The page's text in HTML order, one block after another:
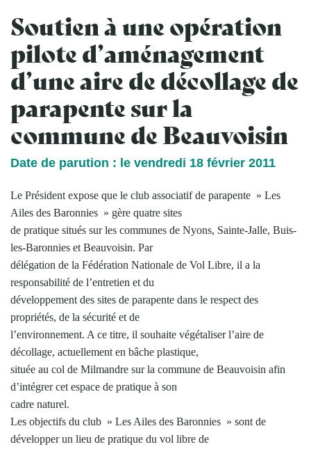
Soutien à une opération
pilote d’aménagement
d’une aire de décollage de
parapente sur la
commune de Beauvoisin
Date de parution : le vendredi 18 février 2011
Le Président expose que le club associatif de parapente » Les
Ailes des Baronnies » gère quatre sites
de pratique situés sur les communes de Nyons, Sainte-Jalle, Buis-
les-Baronnies et Beauvoisin. Par
délégation de la Fédération Nationale de Vol Libre, il a la
responsabilité de l’entretien et du
développement des sites de parapente dans le respect des
propriétés, de la sécurité et de
l’environnement. A ce titre, il souhaite végétaliser l’aire de
décollage, actuellement en bâche plastique,
située au col de Milmandre sur la commune de Beauvoisin afin
d’intégrer cet espace de pratique à son
cadre naturel.
Les objectifs du club » Les Ailes des Baronnies » sont de
développer un lieu de pratique du vol libre de